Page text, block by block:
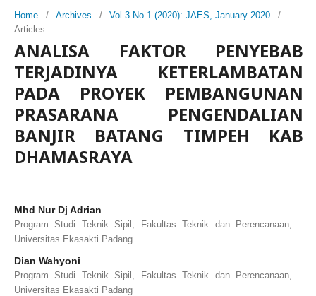
Home / Archives / Vol 3 No 1 (2020): JAES, January 2020
/
Articles
ANALISA FAKTOR PENYEBAB
TERJADINYA KETERLAMBATAN
PADA PROYEK PEMBANGUNAN
PRASARANA PENGENDALIAN
BANJIR BATANG TIMPEH KAB
DHAMASRAYA
Mhd Nur Dj Adrian
Program Studi Teknik Sipil, Fakultas Teknik dan Perencanaan,
Universitas Ekasakti Padang
Dian Wahyoni
Program Studi Teknik Sipil, Fakultas Teknik dan Perencanaan,
Universitas Ekasakti Padang